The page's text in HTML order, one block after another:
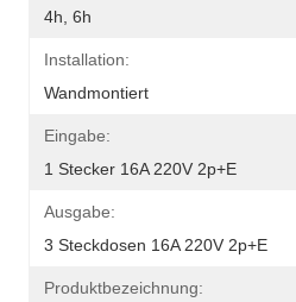
4h, 6h
Installation:
Wandmontiert
Eingabe:
1 Stecker 16A 220V 2p+E
Ausgabe:
3 Steckdosen 16A 220V 2p+E
Produktbezeichnung: